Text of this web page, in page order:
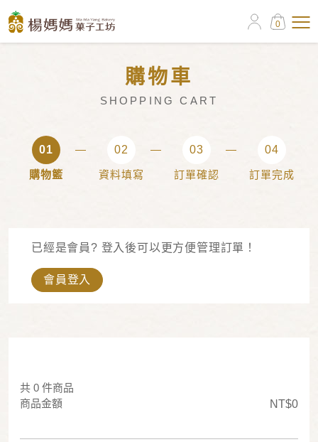
0
購物車
SHOPPING CART
01
購物籃
02
資料填寫
03
訂單確認
04
訂單完成
已經是會員? 登入後可以更方便管理訂單！
會員登入
共 0 件商品
商品金額
NT$0